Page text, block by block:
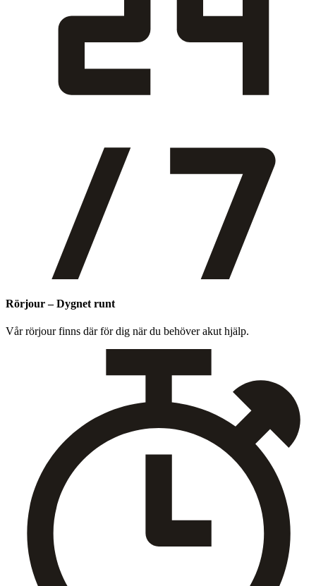
Rörjour – Dygnet runt
Vår rör­jour finns där för dig när du behöver akut hjälp.